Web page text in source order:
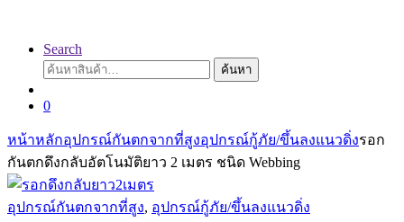
Search
ค้นหา:
ค้นหา
0
หน้าหลักอุปกรณ์กันตกจากที่สูงอุปกรณ์กู้ภัย/ขึ้นลงแนวดิ่งรอก
กันตกดึงกลับอัตโนมัติยาว 2 เมตร ชนิด Webbing
อุปกรณ์กันตกจากที่สูง, อุปกรณ์กู้ภัย/ขึ้นลงแนวดิ่ง